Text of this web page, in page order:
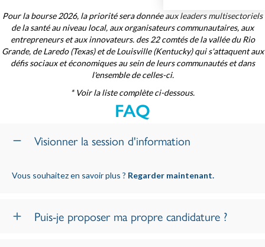
Pour la bourse 2026, la priorité sera donnée aux leaders multisectoriels
de la santé au niveau local, aux organisateurs communautaires, aux
entrepreneurs et aux innovateurs. des 22 comtés de la vallée du Rio
Grande, de Laredo (Texas) et de Louisville (Kentucky)qui s'attaquent aux
défis sociaux et économiques au sein de leurs communautés et dans
l'ensemble de celles-ci.
* Voir la liste complète ci-dessous.
FAQ
Visionner la session d'information
Vous souhaitez en savoir plus ? Regarder maintenant.
Puis-je proposer ma propre candidature ?